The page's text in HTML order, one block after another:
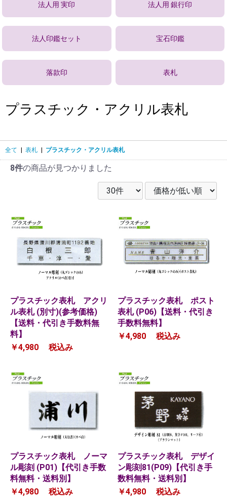
法人用 実印 法人用 銀行印
法人印鑑セット 宝石印鑑
落款印 表札
プラスチック・アクリル表札
全て | 表札 | プラスチック・アクリル表札
8件の商品が見つかりました
プラスチック表札 アクリ
ル表札 (別寸)(参考価格)
【送料・代引き手数料無
料】
￥4,980
税込み
プラスチック表札 ポスト
表札 (P06)【送料・代引き
手数料無料】
￥4,980
税込み
プラスチック表札 ノーマ
ル彫刻 (P01)【代引き手数
料無料・送料別】
￥4,980
税込み
プラスチック表札 デザイ
ン彫刻81(P09)【代引き手
数料無料・送料別】
￥4,980
税込み